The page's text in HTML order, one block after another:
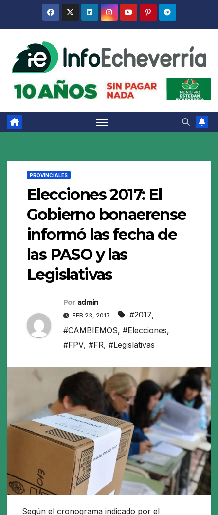
PROVINCIALES
Elecciones 2017: El
Gobierno bonaerense
informó las fecha de
las PASO y las
Legislativas
Por admin
FEB 23, 2017 #2017,
#CAMBIEMOS, #Elecciones,
#FPV, #FR, #Legislativas
Según el cronograma indicado por el